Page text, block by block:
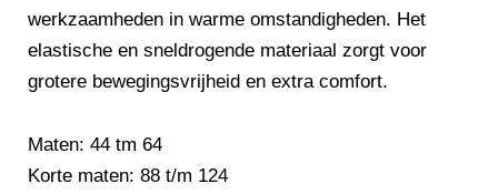
werkzaamheden in warme omstandigheden. Het
elastische en sneldrogende materiaal zorgt voor
grotere bewegingsvrijheid en extra comfort.
Maten: 44 tm 64
Korte maten: 88 t/m 124